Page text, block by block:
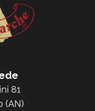
81
(AN)